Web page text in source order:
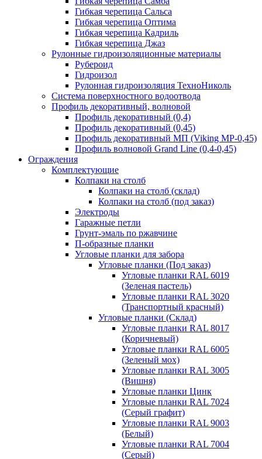
Гибкая черепица Сальса
Гибкая черепица Оптима
Гибкая черепица Кадриль
Гибкая черепица Джаз
Рулонные гидроизоляционные материалы
Рубероид
Гидроизол
Рулонная гидроизоляция ТехноНиколь
Система поверхностного водоотвода
Профиль декоративный, волновой
Профиль декоративный (0,4)
Профиль декоративный (0,45)
Профиль декоративный МП (Viking MP-0,45)
Профиль волновой Grand Line (0,4-0,45)
Ограждения
Комплектующие
Колпаки на столб
Колпаки на столб (склад)
Колпаки на столб (под заказ)
Электроды
Гаражные петли
Грунт-эмаль по ржавчине
П-образные планки
Угловые планки для забора
Угловые планки (Под заказ)
Угловые планки RAL 6019
(Зеленая пастель)
Угловые планки RAL 3020
(Транспортный красный)
Угловые планки (Склад)
Угловые планки RAL 8017
(Коричневый)
Угловые планки RAL 6005
(Зеленый мох)
Угловые планки RAL 3005
(Вишня)
Угловые планки Цинк
Угловые планки RAL 7024
(Серый графит)
Угловые планки RAL 9003
(Белый)
Угловые планки RAL 7004
(Серый)